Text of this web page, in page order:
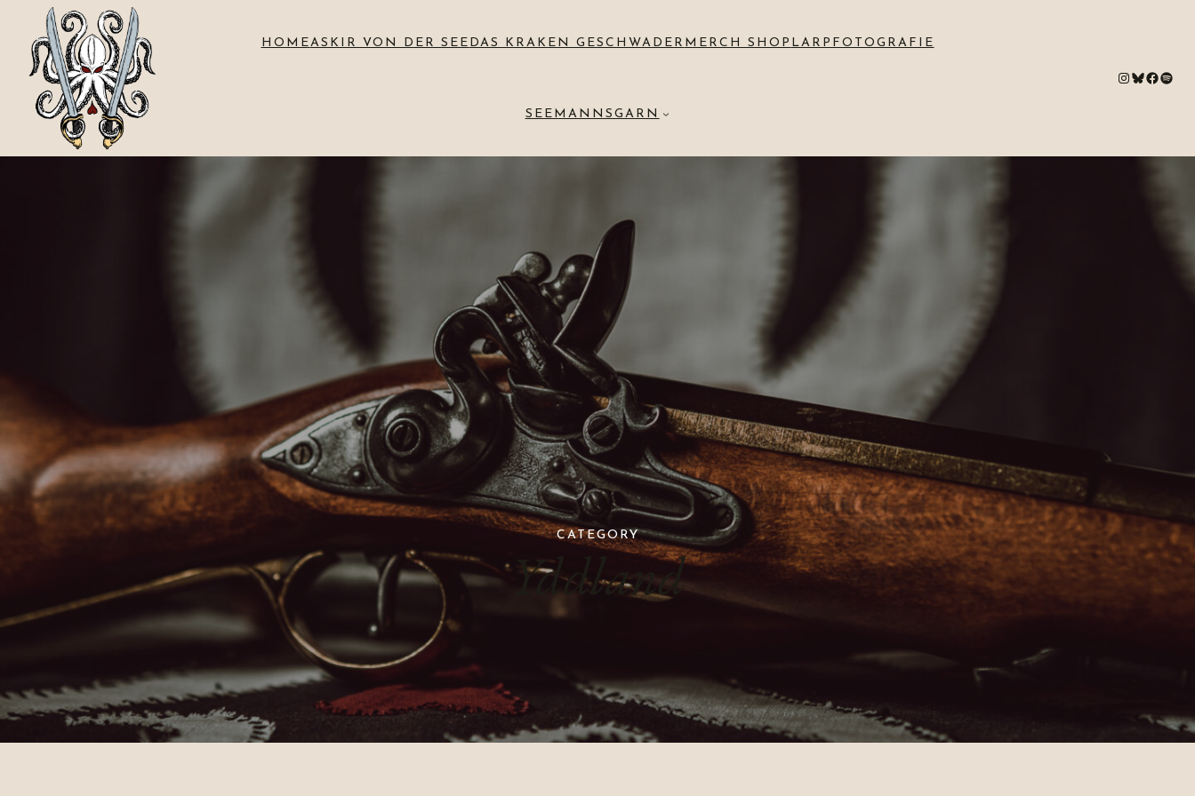
HOMEASKIR VON DER SEE DAS KRAKEN GESCHWADER MERCH SHOP LARPFOTOGRAFIE
SEEMANNSGARN
# Bluesky # Spotify
CATEGORY
Yddland